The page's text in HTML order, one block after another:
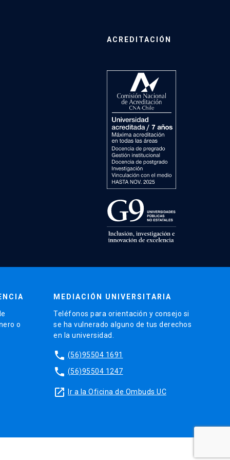
ACREDITACIÓN
o
MEDIACIÓN UNIVERSITARIA
Teléfonos para orientación y consejo si
se ha vulnerado alguno de tus derechos
en la universidad.
phone (56)95504 1691
phone (56)95504 1247
launch Ir a la Oficina de Ombuds UC